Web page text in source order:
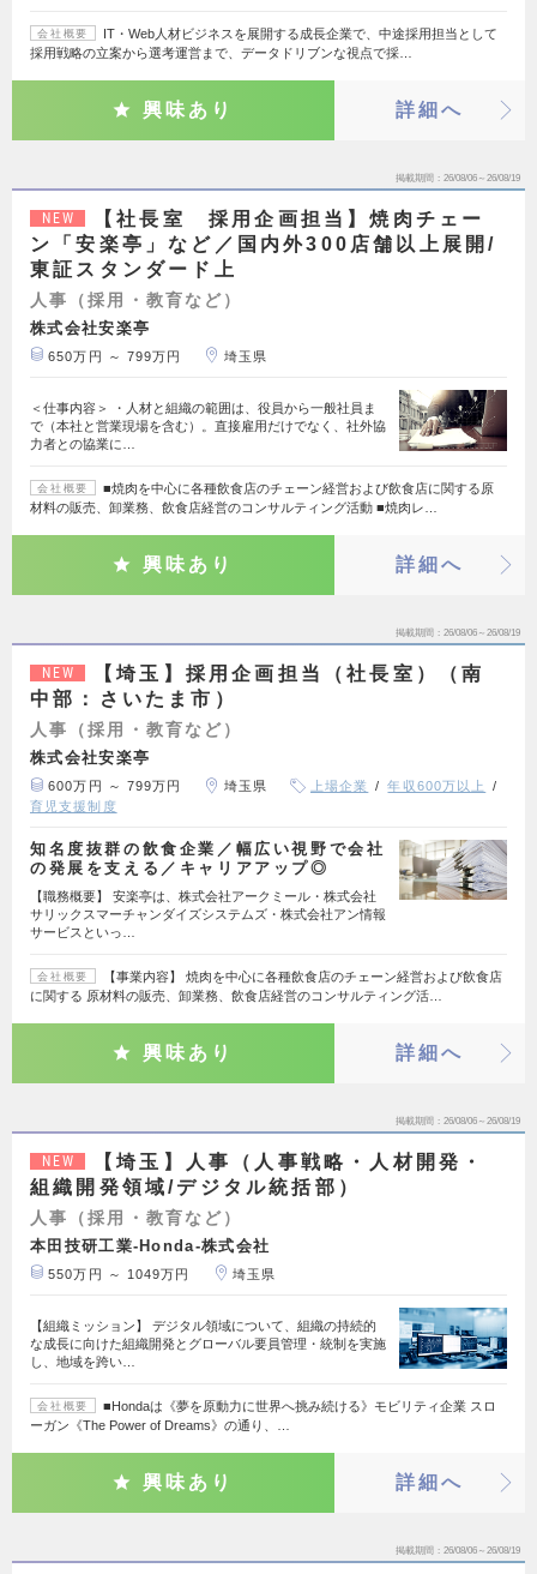
会社概要
IT・Web人材ビジネスを展開する成長企業で、中途採用担当として
採用戦略の立案から選考運営まで、データドリブンな視点で採…
興味あり 詳細へ
掲載期間 26/08/06～26/08/19
NEW
【社長室 採用企画担当】焼肉チェー
ン「安楽亭」など／国内外300店舗以上展開/
東証スタンダード上
人事（採用・教育など）
株式会社安楽亭
650万円 ～ 799万円 埼玉県
＜仕事内容＞ ・人材と組織の範囲は、役員から一般社員ま
で（本社と営業現場を含む）。直接雇用だけでなく、社外協
力者との協業に…
会社概要
■焼肉を中心に各種飲食店のチェーン経営および飲食店に関する原
材料の販売、卸業務、飲食店経営のコンサルティング活動 ■焼肉レ…
興味あり 詳細へ
掲載期間 26/08/06～26/08/19
NEW
【埼玉】採用企画担当（社長室）（南
中部：さいたま市）
人事（採用・教育など）
株式会社安楽亭
600万円 ～ 799万円 埼玉県 上場企業
年収600万以上
育児支援制度
知名度抜群の飲食企業／幅広い視野で会社
の発展を支える／キャリアアップ◎
【職務概要】 安楽亭は、株式会社アークミール・株式会社
サリックスマーチャンダイズシステムズ・株式会社アン情報
サービスといっ…
会社概要
【事業内容】 焼肉を中心に各種飲食店のチェーン経営および飲食店
に関する 原材料の販売、卸業務、飲食店経営のコンサルティング活…
興味あり 詳細へ
掲載期間 26/08/06～26/08/19
NEW
【埼玉】人事（人事戦略・人材開発・
組織開発領域/デジタル統括部）
人事（採用・教育など）
本田技研工業-Honda-株式会社
550万円 ～ 1049万円 埼玉県
【組織ミッション】 デジタル領域について、組織の持続的
な成長に向けた組織開発とグローバル要員管理・統制を実施
し、地域を跨い…
会社概要
■Hondaは《夢を原動力に世界へ挑み続ける》モビリティ企業 スロ
ーガン《The Power of Dreams》の通り、…
興味あり 詳細へ
掲載期間 26/08/06～26/08/19